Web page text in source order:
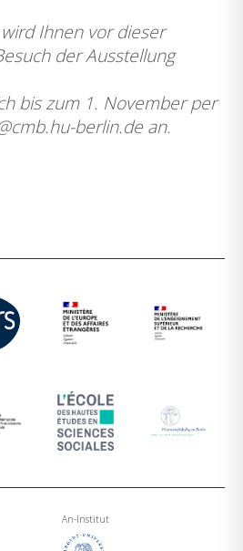
Ihnen vor dieser
der Ausstellung
bis zum 1. November per
berlin.de an.
An-Institut